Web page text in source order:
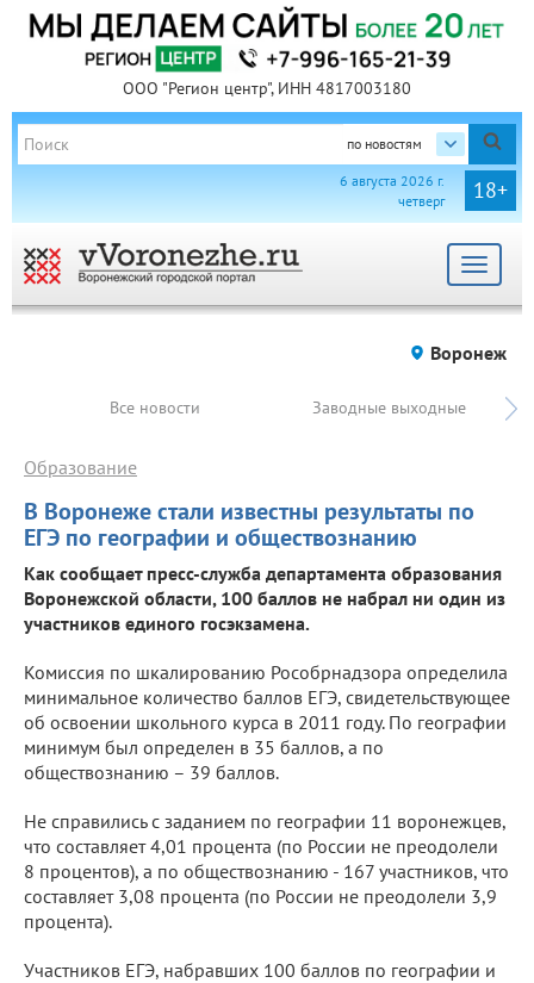
ООО "Регион центр", ИНН 4817003180
по новостям
18+
6 августа 2026 г.
четверг
Toggle
Воронеж
Все новости Заводные выходные
В Воронеже стали известны результаты по
ЕГЭ по географии и обществознанию
Образование
Как сообщает пресс-служба департамента образования
Воронежской области, 100 баллов не набрал ни один из
участников единого госэкзамена.
Комиссия по шкалированию Рособрнадзора определила
минимальное количество баллов ЕГЭ, свидетельствующее
об освоении школьного курса в 2011 году. По географии
минимум был определен в 35 баллов, а по
обществознанию – 39 баллов.
Не справились с заданием по географии 11 воронежцев,
что составляет 4,01 процента (по России не преодолели
8 процентов), а по обществознанию - 167 участников, что
составляет 3,08 процента (по России не преодолели 3,9
процента).
Участников ЕГЭ, набравших 100 баллов по географии и